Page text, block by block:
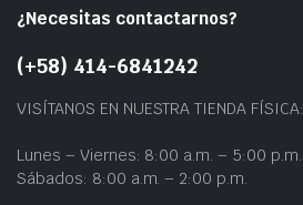
¿Necesitas contactarnos?
(+58) 414-6841242
VISÍTANOS EN NUESTRA TIENDA FÍSICA:
Lunes – Viernes: 8:00 a.m. – 5:00 p.m.
Sábados: 8:00 a.m. – 2:00 p.m.